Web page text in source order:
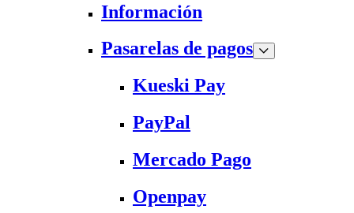
Información
Pasarelas de pagos
Kueski Pay
PayPal
Mercado Pago
Openpay